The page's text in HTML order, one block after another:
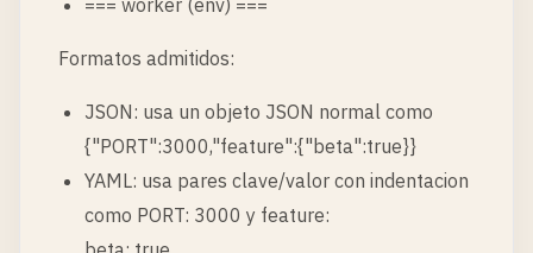
=== worker (env) ===
Formatos admitidos:
JSON: usa un objeto JSON normal como
{"PORT":3000,"feature":{"beta":true}}
YAML: usa pares clave/valor con indentacion
como PORT: 3000 y feature: